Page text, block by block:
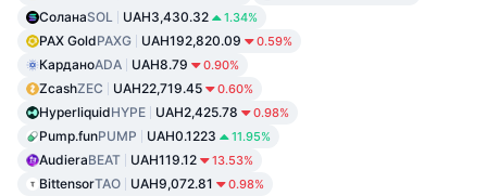
СоланаSOL UAH3,430.32 1.34%
PAX GoldPAXG UAH192,820.09 0.59%
КарданоADA UAH8.79 0.90%
ZcashZEC UAH22,719.45 0.60%
HyperliquidHYPE UAH2,425.78 0.98%
Pump.funPUMP UAH0.1223 11.95%
AudieraBEAT UAH119.12 13.53%
BittensorTAO UAH9,072.81 0.98%